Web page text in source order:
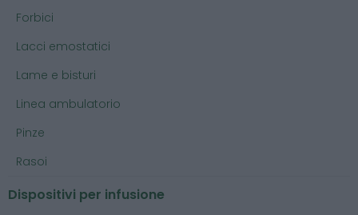
Forbici
Lacci emostatici
Lame e bisturi
Linea ambulatorio
Pinze
Rasoi
Dispositivi per infusione